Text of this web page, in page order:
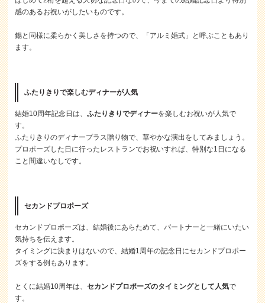
感のあるお祝いがしたいものです。
錫と同様に柔らかく美しさを持つので、「アルミ婚式」と呼ぶこともあり
ます。
ふたりきりで楽しむディナーが人気
結婚10周年記念日は、ふたりきりでディナーを楽しむお祝いが人気で
す。
ふたりきりのディナープラス贈り物で、華やかな演出をしてみましょう。
プロポーズした日に行ったレストランでお祝いすれば、特別な1日になる
こと間違いなしです。
セカンドプロポーズ
セカンドプロポーズは、結婚後にあらためて、パートナーと一緒にいたい
気持ちを伝えます。
タイミングに決まりはないので、結婚1周年の記念日にセカンドプロポー
ズをする例もあります。
とくに結婚10周年は、セカンドプロポーズのタイミングとして人気で
す。